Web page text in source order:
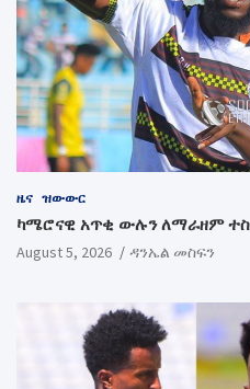
ዜና ዝውውር
ካሜሮናዊ አጥቂ ውሉን ለማራዘም
August 5, 2026 ዳንኤል መስፍን